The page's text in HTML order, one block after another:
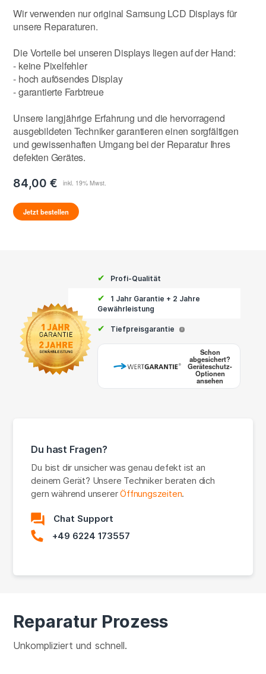
Wir verwenden nur original Samsung LCD Displays für
unsere Reparaturen.
Die Vorteile bei unseren Displays liegen auf der Hand:
- keine Pixelfehler
- hoch aufösendes Display
- garantierte Farbtreue
Unsere langjährige Erfahrung und die hervorragend
ausgebildeten Techniker garantieren einen sorgfältigen
und gewissenhaften Umgang bei der Reparatur Ihres
defekten Gerätes.
84,00 €
Jetzt bestellen
✔ Profi-Qualität
✔
1 Jahr Garantie + 2 Jahre
Gewährleistung
✔ Tiefpreisgarantie i
Schon
abgesichert?
Geräteschutz-
Optionen
ansehen
Du hast Fragen?
Du bist dir unsicher was genau defekt ist an
deinem Gerät? Unsere Techniker beraten dich
gern während unsererÖffnungszeiten.
Chat Support
+49 6224 173557
Reparatur Prozess
Unkompliziert und schnell.